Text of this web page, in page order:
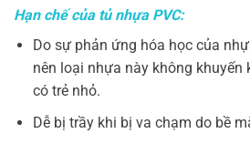
Hạn chế của tủ nhựa PVC:
Do sự phản ứng hóa học của
nên loại nhựa này không khuyến
có trẻ nhỏ.
Dễ bị trầy khi bị va chạm do bề